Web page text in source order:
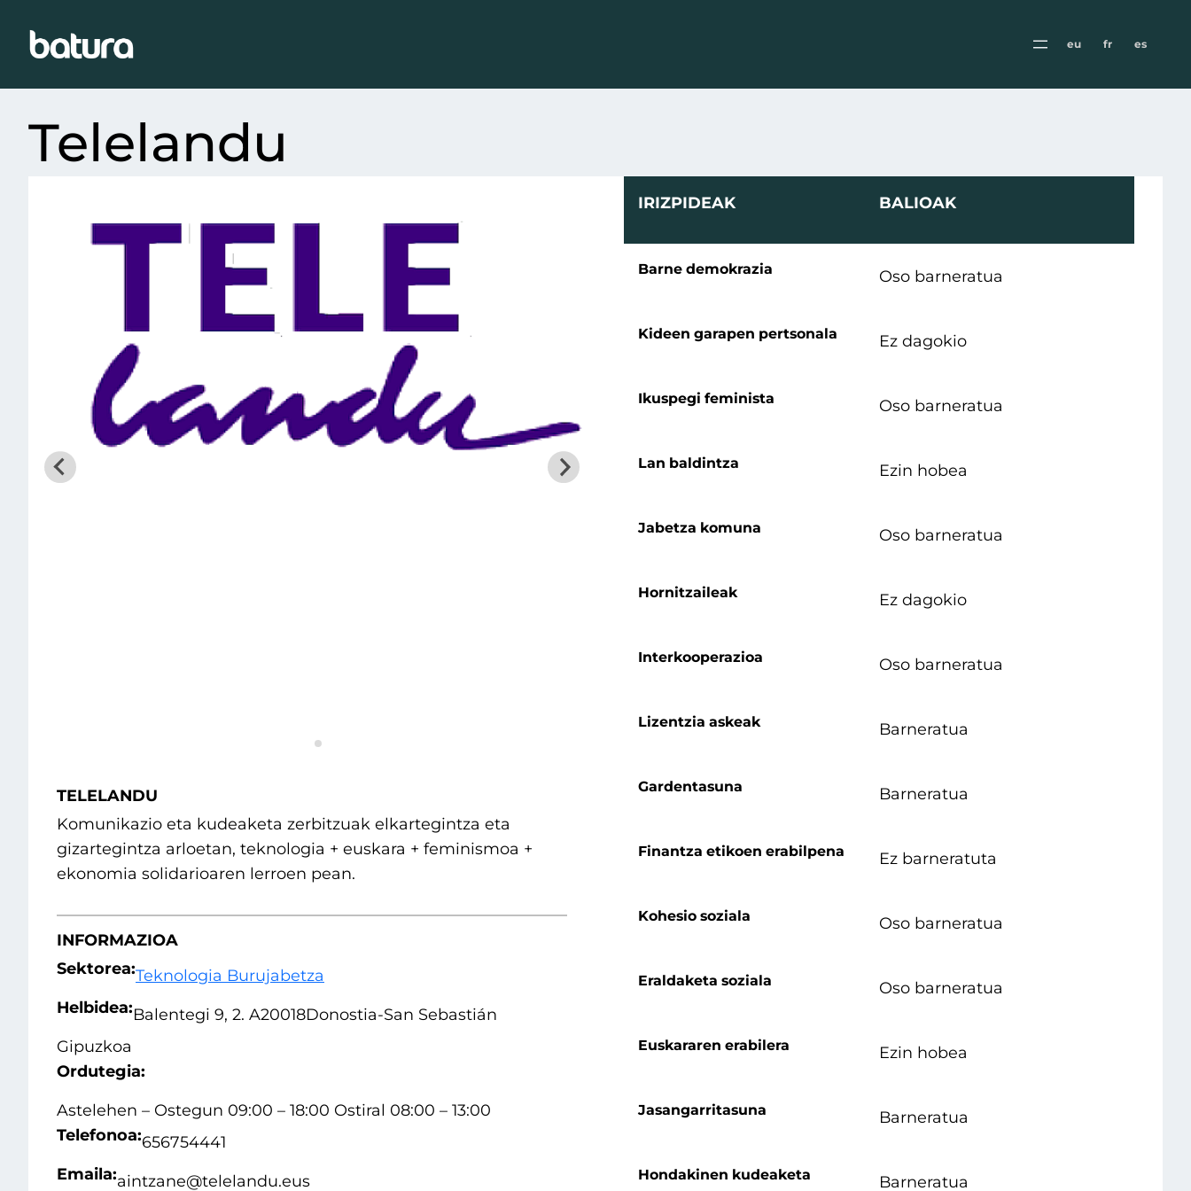
eu fr es
Telelandu
TELELANDU
Komunikazio eta kudeaketa zerbitzuak elkartegintza eta
gizartegintza arloetan, teknologia + euskara + feminismoa +
ekonomia solidarioaren lerroen pean.
INFORMAZIOA
Sektorea:Teknologia Burujabetza
Helbidea:Balentegi 9, 2. A20018Donostia-San Sebastián
Gipuzkoa
Ordutegia:
Astelehen – Ostegun 09:00 – 18:00 Ostiral 08:00 – 13:00
Telefonoa:656754441
Emaila:aintzane@telelandu.eus
IRIZPIDEAK BALIOAK
Barne demokrazia Oso barneratua
Kideen garapen pertsonala Ez dagokio
Ikuspegi feminista Oso barneratua
Lan baldintza Ezin hobea
Jabetza komuna Oso barneratua
Hornitzaileak Ez dagokio
Interkooperazioa Oso barneratua
Lizentzia askeak Barneratua
Gardentasuna Barneratua
Finantza etikoen erabilpena Ez barneratuta
Kohesio soziala Oso barneratua
Eraldaketa soziala Oso barneratua
Euskararen erabilera Ezin hobea
Jasangarritasuna Barneratua
Hondakinen kudeaketa Barneratua